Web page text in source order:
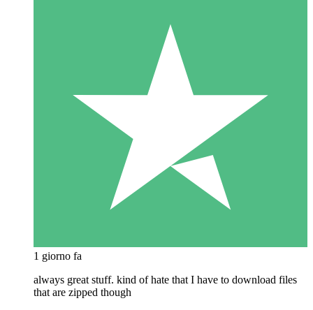
1 giorno fa
always great stuff. kind of hate that I have to download files
that are zipped though